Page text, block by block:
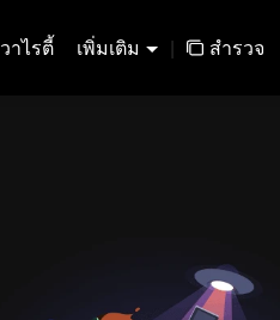
วาไรตี้ เพิ่มเติม | สำรวจ